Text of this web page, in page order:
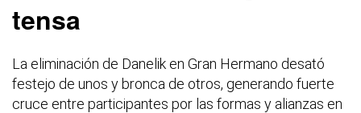
tensa
La eliminación de Danelik en Gran Hermano desató
festejo de unos y bronca de otros, generando fuerte
cruce entre participantes por las formas y alianzas en